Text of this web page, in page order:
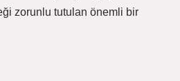
zorunlu tutulan önemli bir